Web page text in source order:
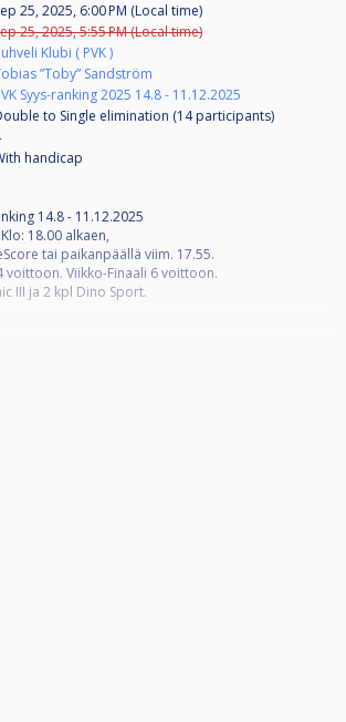
25, 2025, 6:00 PM (Local time)
25, 2025, 5:55 PM (Local time)
Klubi ( PVK )
”Toby” Sandström
Syys-ranking 2025 14.8 - 11.12.2025
to Single elimination (14participants)
handicap
14.8 - 11.12.2025
18.00 alkaen,
tai paikanpäällä viim. 17.55.
Viikko-Finaali 6 voittoon.
III ja 2 kpl Dino Sport.
jäseniltä 10€. Vieraat15€, josta klubille 5€.